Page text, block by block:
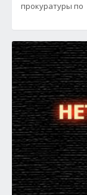
прокуратуры по